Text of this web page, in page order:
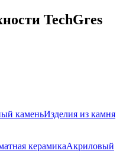
TechGres
каменьИзделия из камня
керамикаАкриловый